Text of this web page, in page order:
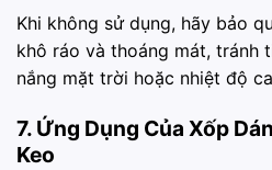
Khi không sử dụng, hãy bảo
khô ráo và thoáng mát, tránh
nắng mặt trời hoặc nhiệt độ
7. Ứng Dụng Của Xốp
Keo